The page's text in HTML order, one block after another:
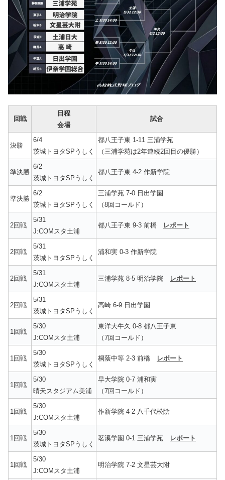
回戦
日程
会場
試合
決勝
6/4
茨城トヨタSPうしく
都八王子東 1-11 三浦学苑
（三浦学苑は2年連続2回目の優勝）
準決勝
6/2
茨城トヨタSPうしく
都八王子東 4-2 作新学院
準決勝
6/2
茨城トヨタSPうしく
三浦学苑 7-0 日出学園
（8回コールド）
2回戦
5/31
J:COMスタ土浦
都八王子東 9-3 前橋 レポート
2回戦
5/31
茨城トヨタSPうしく
浦和実 0-3 作新学院
2回戦
5/31
J:COMスタ土浦
三浦学苑 8-5 明治学院 レポート
2回戦
5/31
茨城トヨタSPうしく
高崎 6-9 日出学園
1回戦
5/30
J:COMスタ土浦
東洋大牛久 0-8 都八王子東
（7回コールド）
1回戦
5/30
茨城トヨタSPうしく
桐蔭中等 2-3 前橋 レポート
1回戦
5/30
晴天スタジアム美浦
早大学院 0-7 浦和実
（7回コールド）
1回戦
5/30
J:COMスタ土浦
作新学院 4-2 八千代松陰
1回戦
5/30
茨城トヨタSPうしく
茗溪学園 0-1 三浦学苑 レポート
1回戦
5/30
J:COMスタ土浦
明治学院 7-2 文星芸大附